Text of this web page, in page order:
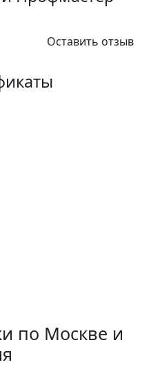
Оставить отзыв
по Москве и